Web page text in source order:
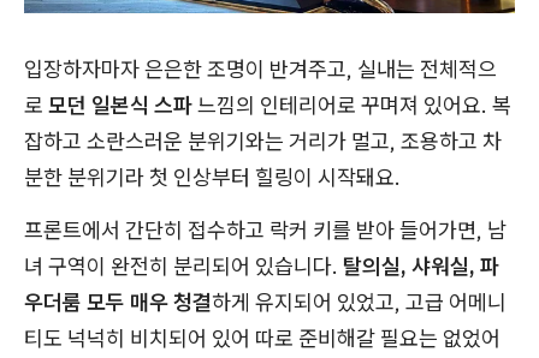
입장하자마자 은은한 조명이 반겨주고, 실내는 전체적으
로 모던 일본식 스파느낌의 인테리어로 꾸며져 있어요. 복
잡하고 소란스러운 분위기와는 거리가 멀고, 조용하고 차
분한 분위기라 첫 인상부터 힐링이 시작돼요.
프론트에서 간단히 접수하고 락커 키를 받아 들어가면, 남
녀 구역이 완전히 분리되어 있습니다. 탈의실, 샤워실, 파
우더룸 모두 매우 청결하게 유지되어 있었고, 고급 어메니
티도 넉넉히 비치되어 있어 따로 준비해갈 필요는 없었어